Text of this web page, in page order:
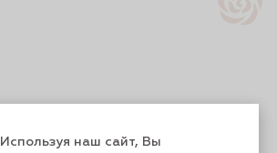
Используя наш сайт, Вы